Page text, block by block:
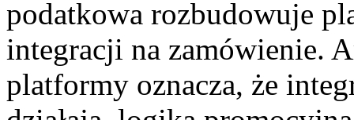
podatkowa rozbudowuje
integracji na zamówienie.
platformy oznacza, że